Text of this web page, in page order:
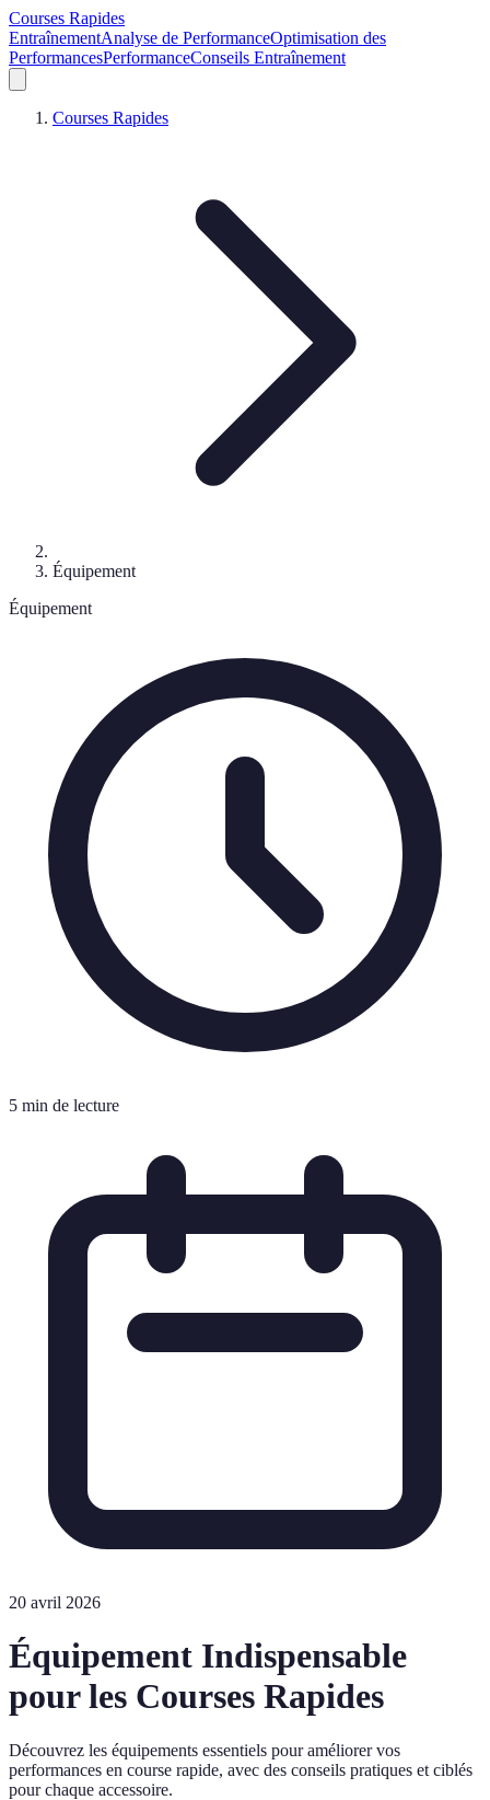
Courses Rapides
EntraînementAnalyse de PerformanceOptimisation des
PerformancesPerformanceConseils Entraînement
Courses Rapides
Équipement
Équipement
5 min de lecture
20 avril 2026
Équipement Indispensable
pour les Courses Rapides
Découvrez les équipements essentiels pour améliorer vos
performances en course rapide, avec des conseils pratiques et ciblés
pour chaque accessoire.